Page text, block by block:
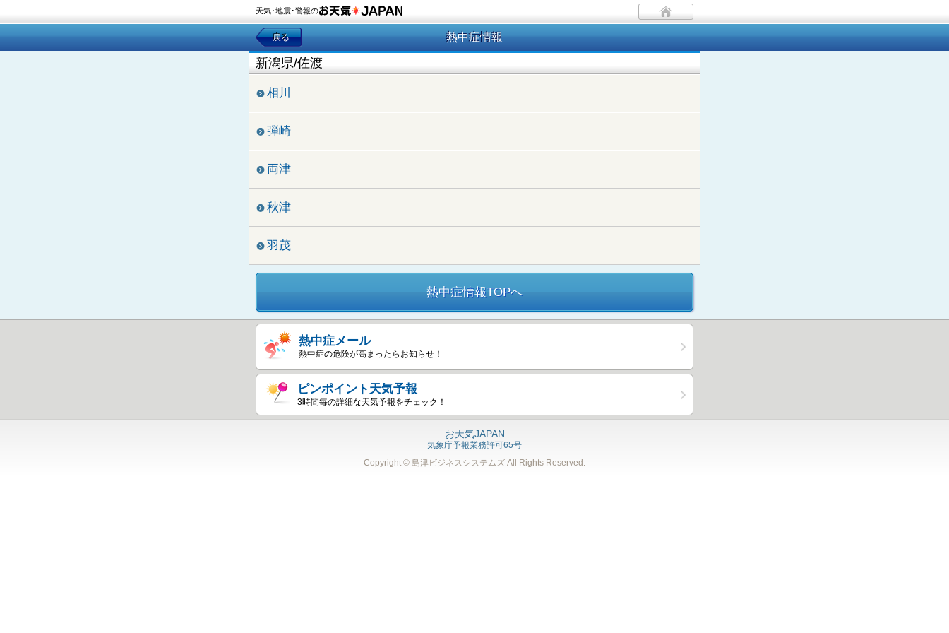
天気･地震･警報の
戻る 熱中症情報
新潟県/佐渡
相川
弾崎
両津
秋津
羽茂
熱中症情報TOPへ
熱中症メール
熱中症の危険が高まったらお知らせ！
ピンポイント天気予報
3時間毎の詳細な天気予報をチェック！
お天気JAPAN
気象庁予報業務許可65号
Copyright © 島津ビジネスシステムズ All Rights Reserved.